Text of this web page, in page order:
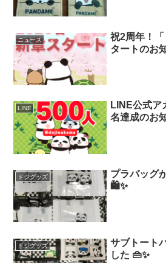
ニュース
祝2周年！
タートのお
LINE
LINE公式ア
名達成のお
ドジグッズ
プラバッグ
🛍✨
ドジグッズ
サブトート
した 👜✨